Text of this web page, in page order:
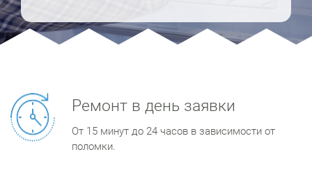
Ремонт в день заявки
От 15 минут до 24 часов в зависимости от
поломки.